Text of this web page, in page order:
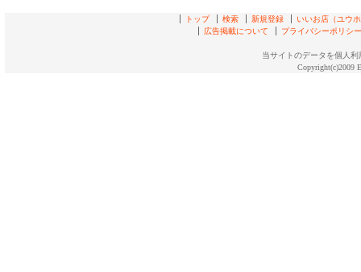
トップ 検索 新規登録
いいお店（ユウ
広告掲載について
プライバシーポリシー
当サイトのデータを個人
Copyright(c)2009